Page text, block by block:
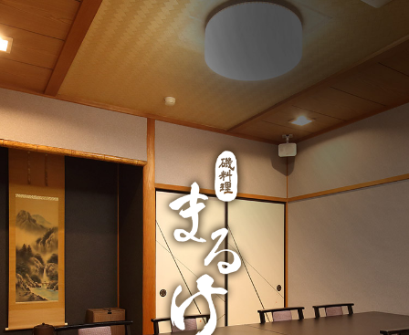
ホーム
夜の部
お品書き 鍋料理
ご宴会
お席のご案内
よくあるご質問